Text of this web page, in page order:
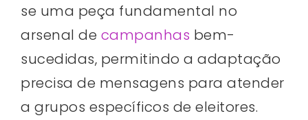
se uma peça fundamental no
arsenal de campanhas bem-
sucedidas, permitindo a adaptação
precisa de mensagens para atender
a grupos específicos de eleitores.